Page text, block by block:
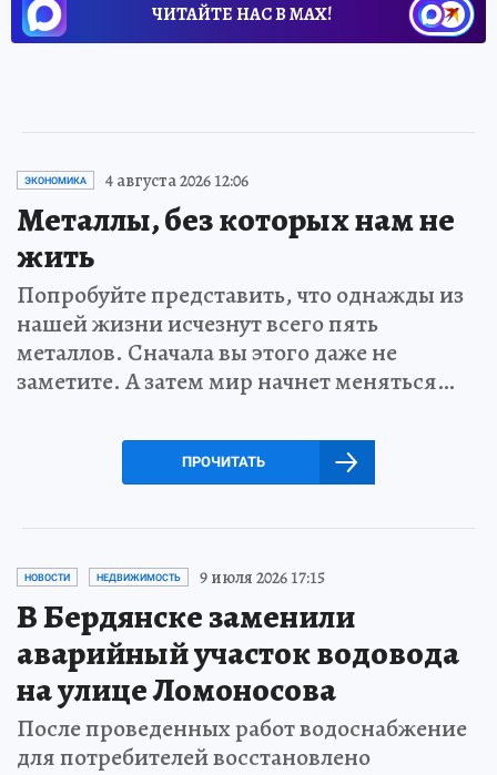
ЧИТАЙТЕ НАС В МАХ!
ЭКОНОМИКА 4 августа 2026 12:06
Металлы, без которых нам не
жить
Попробуйте представить, что однажды из
нашей жизни исчезнут всего пять
металлов. Сначала вы этого даже не
заметите. А затем мир начнет меняться…
ПРОЧИТАТЬ
НОВОСТИ НЕДВИЖИМОСТЬ 9 июля 2026 17:15
В Бердянске заменили
аварийный участок водовода
на улице Ломоносова
После проведенных работ водоснабжение
для потребителей восстановлено